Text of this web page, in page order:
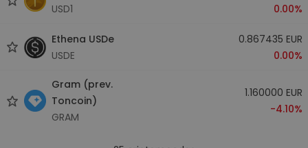
USD1
0.00%
Ethena USDe
USDE
0.867435 EUR
0.00%
Gram (prev.
Toncoin)
GRAM
1.160000 EUR
-4.10%